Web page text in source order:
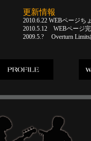
更新情報
2010.6.22 WEBページち
2010.5.12 WEBページ
2009.5.? Overturn